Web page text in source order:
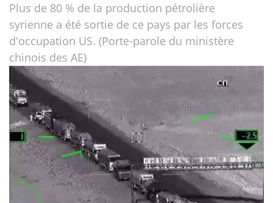
Plus de 80 % de la production pétrolière
syrienne a été sortie de ce pays par les forces
d'occupation US. (Porte-parole du ministère
chinois des AE)